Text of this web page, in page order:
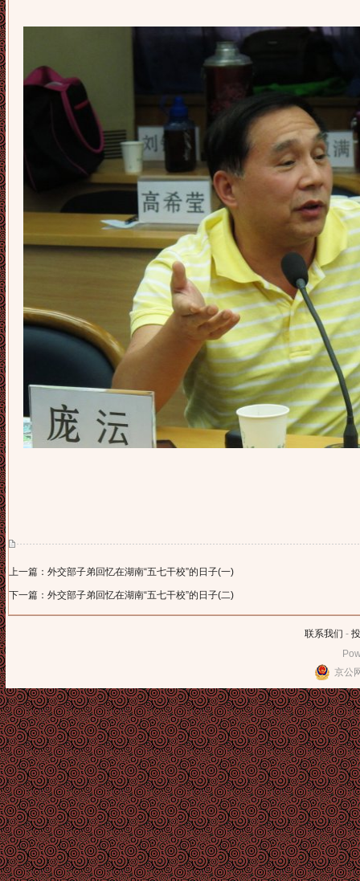
上一篇：外交部子弟回忆在湖南“五七干校”的日子(一)
下一篇：外交部子弟回忆在湖南“五七干校”的日子(二)
联系我们 -
京公